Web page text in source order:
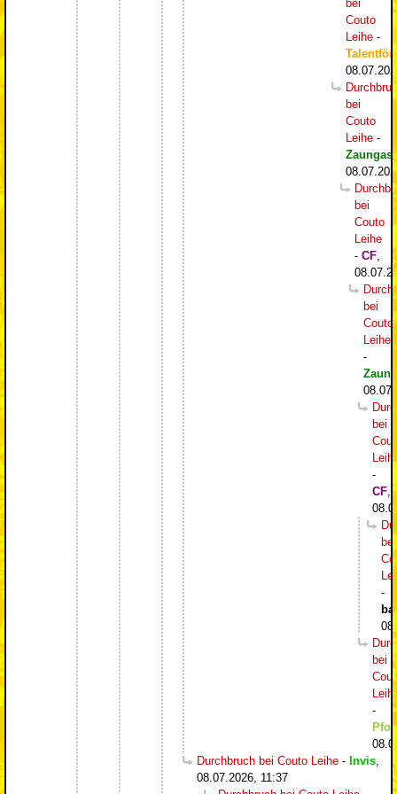
bei
Couto
Leihe -
bei
Couto
Leihe -
Zaungast
bei
Couto
Leihe
- CF
bei
Couto
Leihe
-
bei
-
CF
bei
-
bei
-
Durchbruch bei Couto Leihe - Invis
08.07.2026, 11:37